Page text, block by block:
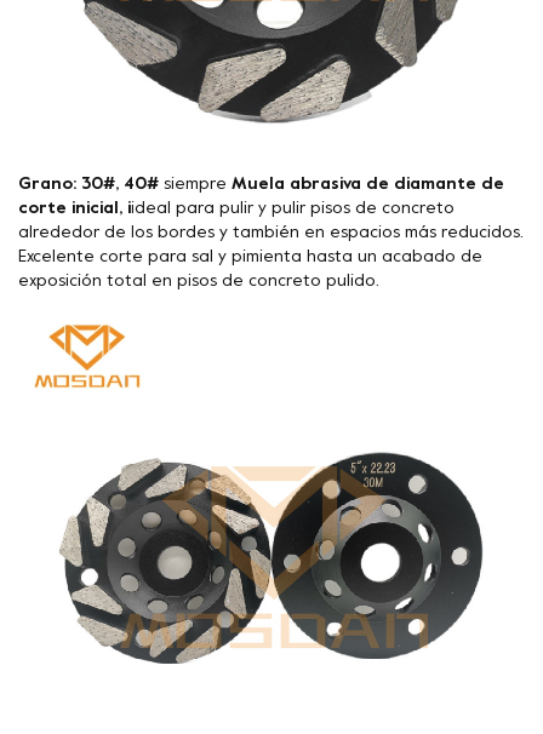
Grano: 30#, 40# siempre Muela abrasiva de diamante de
corte inicial, iideal para pulir y pulir pisos de concreto
alrededor de los bordes y también en espacios más reducidos.
Excelente corte para sal y pimienta hasta un acabado de
exposición total en pisos de concreto pulido.